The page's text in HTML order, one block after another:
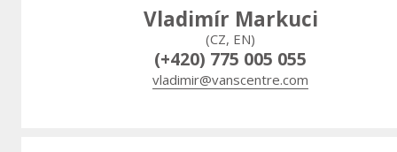
Vladimír Markuci
(CZ, EN)
(+420) 775 005 055
vladimir@vanscentre.com